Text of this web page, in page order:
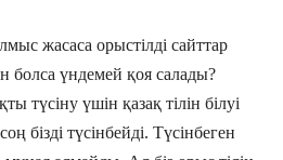
жасаса орыстілді сайттар
болса үндемей қоя салады?
түсіну үшін қазақ тілін білуі
бізді түсінбейді. Түсінбеген